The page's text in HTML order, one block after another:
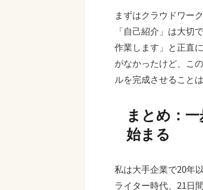
まずはクラウドワー
「自己紹介」は大切
作業します」と正直
がなかったけど、こ
ルを完成させること
まとめ：
始まる
私は大手企業で20年
ライター時代、21日